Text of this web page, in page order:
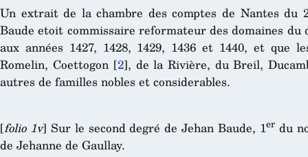
Un extrait de la chambre des comptes de Nantes du
Baude etoit commissaire reformateur des domaines du
aux années 1427, 1428, 1429, 1436 et 1440, et que
Romelin, Coettogon[2], de la Rivière, du Breil,
autres de familles nobles et considerables.
[folio 1v] Sur le second degré de Jehan Baude, 1erdu
de Jehanne de Gaullay.